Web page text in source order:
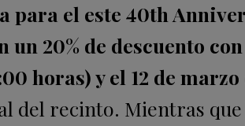
para el este 40th
20% de descuento
horas) y el 12 de
del recinto. Mientras